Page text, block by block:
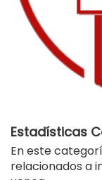
Estadísticas
En este
relacionados a